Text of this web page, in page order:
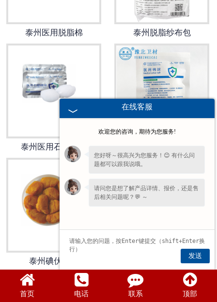
泰州医用脱脂棉 泰州脱脂纱布包
泰州医用石蜡棉球
泰州碘伏棉球
首页 电话 联系 顶部
在线客服
欢迎您的咨询，期待为您服务!
您好呀～很高兴为您服务！😊 有什么问
题都可以跟我说哦。
请问您是想了解产品详情、报价，还是售
后相关问题呢？💬 ～
发送